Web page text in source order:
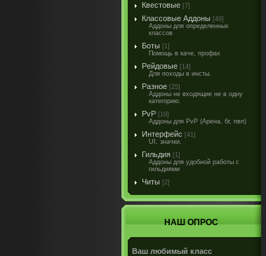
Квестовые [7]
Классовые Аддоны [49]
Аддоны для определенных
классов
Боты [1]
Помощь в каче, профах
Рейдовые [14]
Для походы в инсты.
Разное [25]
Аддоны не входящие не в одну
категорию.
PvP [19]
Аддоны для PvP (Арена, бг, пвп)
Интерфейс [41]
UI, значки.
Гильдия [1]
Аддоны для удобной работы с
гильдиями
Читы [2]
НАШ ОПРОС
Ваш любимый класс